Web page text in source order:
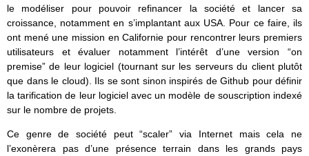
le modéliser pour pouvoir refinancer la société et lancer sa
croissance, notamment en s’implantant aux USA. Pour ce faire, ils
ont mené une mission en Californie pour rencontrer leurs premiers
utilisateurs et évaluer notamment l’intérêt d’une version “on
premise” de leur logiciel (tournant sur les serveurs du client plutôt
que dans le cloud). Ils se sont sinon inspirés de Github pour définir
la tarification de leur logiciel avec un modèle de souscription indexé
sur le nombre de projets.
Ce genre de société peut “scaler” via Internet mais cela ne
l’exonèrera pas d’une présence terrain dans les grands pays